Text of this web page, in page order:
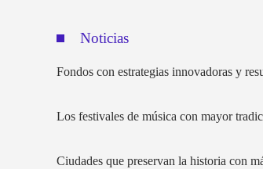
Noticias
Fondos con estrategias innovadoras y
Los festivales de música con mayor
Ciudades que preservan la historia con